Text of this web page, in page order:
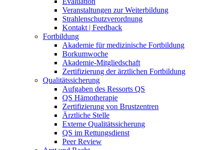
Veranstaltungen zur Weiterbildung
Strahlenschutzverordnung
Kontakt | Feedback
Fortbildung
Akademie für medizinische Fortbildung
Borkumwoche
Akademie-Mitgliedschaft
Zertifizierung der ärztlichen Fortbildung
Qualitätssicherung
Aufgaben des Ressorts QS
QS Hämotherapie
Zertifizierung von Brustzentren
Ärztliche Stelle
Externe Qualitätssicherung
QS im Rettungsdienst
Peer Review